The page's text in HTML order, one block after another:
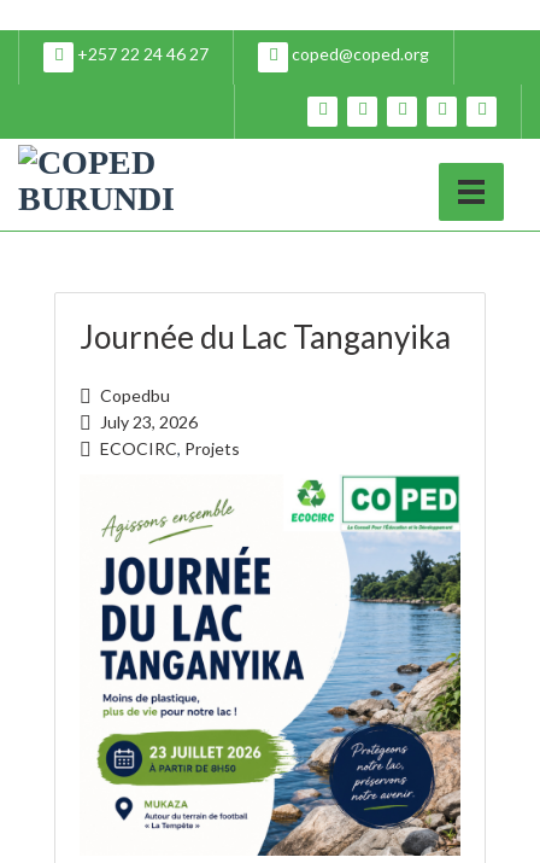
+257 22 24 46 27 coped@coped.org
Journée du Lac Tanganyika
Copedbu
July 23, 2026
ECOCIRC, Projets